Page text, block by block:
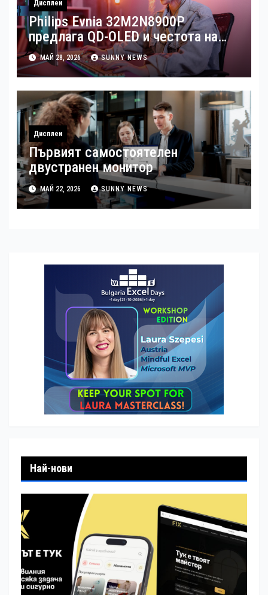
Дисплеи
Philips Evnia 32M2N8900P
предлага QD-OLED и честота на
опресняване от 240 Hz
МАЙ 28, 2026 SUNNY NEWS
Дисплеи
Първият самостоятелен
двустранен монитор
МАЙ 22, 2026 SUNNY NEWS
Най-нови